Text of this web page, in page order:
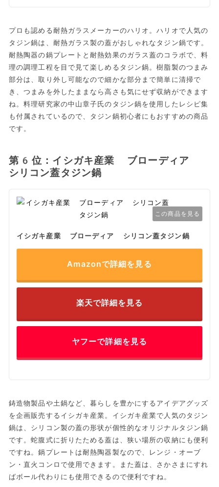
プロも認める耐熱ガラスメーカーのハリオ。ハリオで人気の
タジン鍋は、耐熱ガラス製の蓋がおしゃれなタジン鍋です。
耐熱陶器の鍋プレートと耐熱効果のガラス蓋のコラボで、料
理の調理工程を目で見て楽しめるタジン鍋。樹脂製のつまみ
部分は、取り外し可能なので細かな部分まで簡単に清掃で
き、つまみを外したままなら高さも気にせず収納ができます
ね。料理研究家の中山章子氏のタジン鍋を使用したレシピ集
も付属されているので、タジン鍋初心者にもおすすめの商品
です。
第6位：イシガキ産業 ブローディア
シリコン蓋タジン鍋
この商品を見る
イシガキ産業 ブローディア シリコン蓋タジン鍋
Amazonで詳細を見る
楽天で詳細を見る
ヤフーで詳細を見る
鋳造物製品や土鍋など、暮らしを豊かにするアイデアグッズ
を企画販売するイシガキ産業。イシガキ産業で人気のタジン
鍋は、シリコン製の蓋の形状が個性的なオリジナルタジン鍋
です。蛇腹式に折りたためる蓋は、狭い場所の収納にも便利
ですね。鍋プレートは耐熱陶器製なので、レンジ・オーブ
ン・直火コンロで使用できます。また蓋は、さかさまにすれ
ばボール代わりにも使用できるので便利ですね。